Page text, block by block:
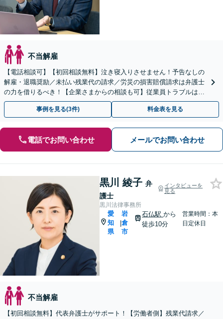
不当解雇
【電話相談可】【初回相談無料】泣き寝入りさせません！予告なしの
解雇・退職奨励／未払い残業代の請求／労災の損害賠償請求は弁護士
の力を借りるべき！【企業さまからの相談も可】従業員トラブルは、
慎重な対処が必要です【完全個室】【浄心駅2分】
事例を見る(3件) 料金表を見る
電話でお問い合わせ メールでお問い合わせ
黒川 綾子 弁
護士
インタビューを
見る
黒川法律事務所
愛
知
県
|
岩
倉
市
石仏駅 から
徒歩10分
営業時間：本
日定休日
不当解雇
【初回相談無料】代表弁護士がサポート！【労働者側】残業代請求／